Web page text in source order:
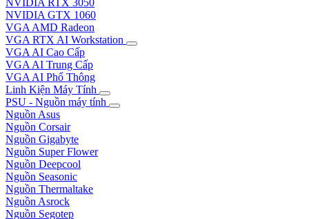
NVIDIA GTX 1060
VGA AMD Radeon
VGA RTX AI Workstation
VGA AI Cao Cấp
VGA AI Trung Cấp
VGA AI Phổ Thông
Linh Kiện Máy Tính
PSU - Nguồn máy tính
Nguồn Asus
Nguồn Corsair
Nguồn Gigabyte
Nguồn Super Flower
Nguồn Deepcool
Nguồn Seasonic
Nguồn Thermaltake
Nguồn Asrock
Nguồn Segotep